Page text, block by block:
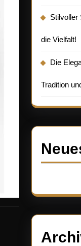
Stilvoller
die Vielfalt!
Die
Tradition